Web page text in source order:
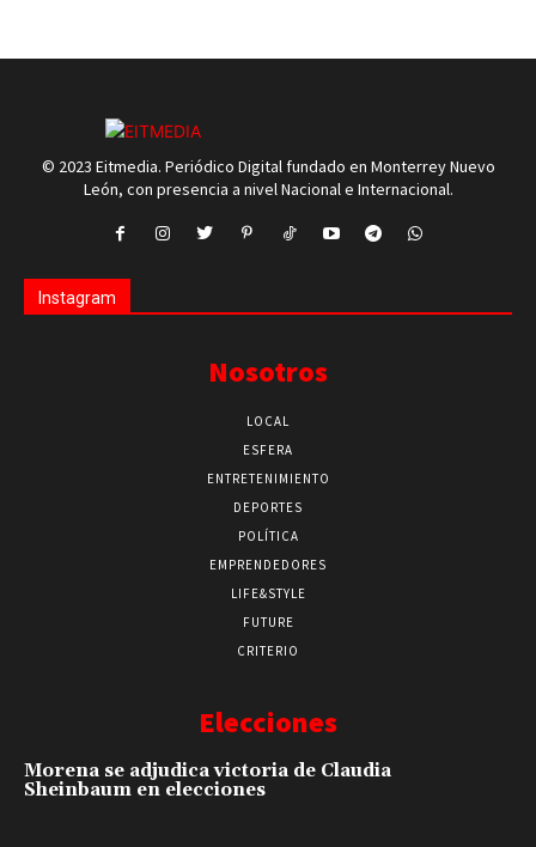
© 2023 Eitmedia. Periódico Digital fundado en Monterrey Nuevo
León, con presencia a nivel Nacional e Internacional.
Instagram
Nosotros
LOCAL
ESFERA
ENTRETENIMIENTO
DEPORTES
POLÍTICA
EMPRENDEDORES
LIFE&STYLE
FUTURE
CRITERIO
Elecciones
Morena se adjudica victoria de Claudia
Sheinbaum en elecciones